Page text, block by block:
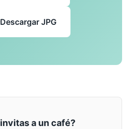
Descargar JPG
invitas a un café?